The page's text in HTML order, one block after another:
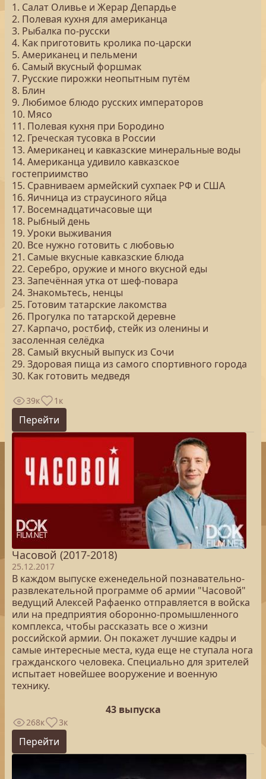
1. Салат Оливье и Жерар Депардье
2. Полевая кухня для американца
3. Рыбалка по-русски
4. Как приготовить кролика по-царски
5. Американец и пельмени
6. Самый вкусный форшмак
7. Русские пирожки неопытным путём
8. Блин
9. Любимое блюдо русских императоров
10. Мясо
11. Полевая кухня при Бородино
12. Греческая тусовка в России
13. Американец и кавказские минеральные воды
14. Американца удивило кавказское
гостеприимство
15. Сравниваем армейский сухпаек РФ и США
16. Яичница из страусиного яйца
17. Восемнадцатичасовые щи
18. Рыбный день
19. Уроки выживания
20. Все нужно готовить с любовью
21. Самые вкусные кавказские блюда
22. Серебро, оружие и много вкусной еды
23. Запечённая утка от шеф-повара
24. Знакомьтесь, ненцы
25. Готовим татарские лакомства
26. Прогулка по татарской деревне
27. Карпачо, ростбиф, стейк из оленины и
засоленная селёдка
28. Самый вкусный выпуск из Сочи
29. Здоровая пища из самого спортивного города
30. Как готовить медведя
39к 1к
Перейти
Часовой (2017-2018)
25.12.2017
В каждом выпуске еженедельной познавательно-
развлекательной программе об армии "Часовой"
ведущий Алексей Рафаенко отправляется в войска
или на предприятия оборонно-промышленного
комплекса, чтобы рассказать все о жизни
российской армии. Он покажет лучшие кадры и
самые интересные места, куда еще не ступала нога
гражданского человека. Специально для зрителей
испытает новейшее вооружение и военную
технику.
43 выпуска
268к 3к
Перейти